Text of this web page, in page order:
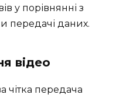
у порівнянні з
передачі даних.
відео
чітка передача